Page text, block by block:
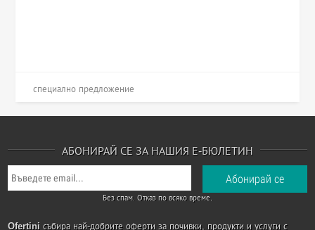
специално предложение
АБОНИРАЙ СЕ ЗА НАШИЯ Е-БЮЛЕТИН
Без спам. Отказ по всяко време.
Ofertini събира най-добрите оферти за почивки, продукти и услуги с